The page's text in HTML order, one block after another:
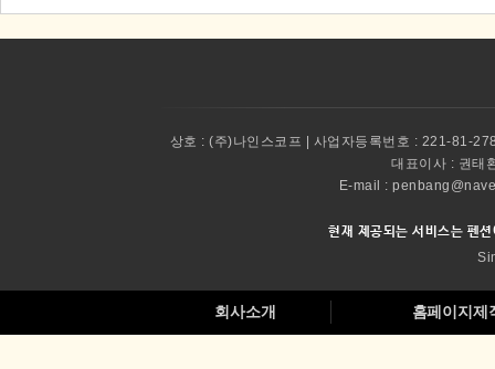
상호 : (주)나인스코프 | 사업자등록번호 : 221-81-
대표이사 : 권태
E-mail :
현재 제공되는 서비스는 펜
회사소개 홈페이지제